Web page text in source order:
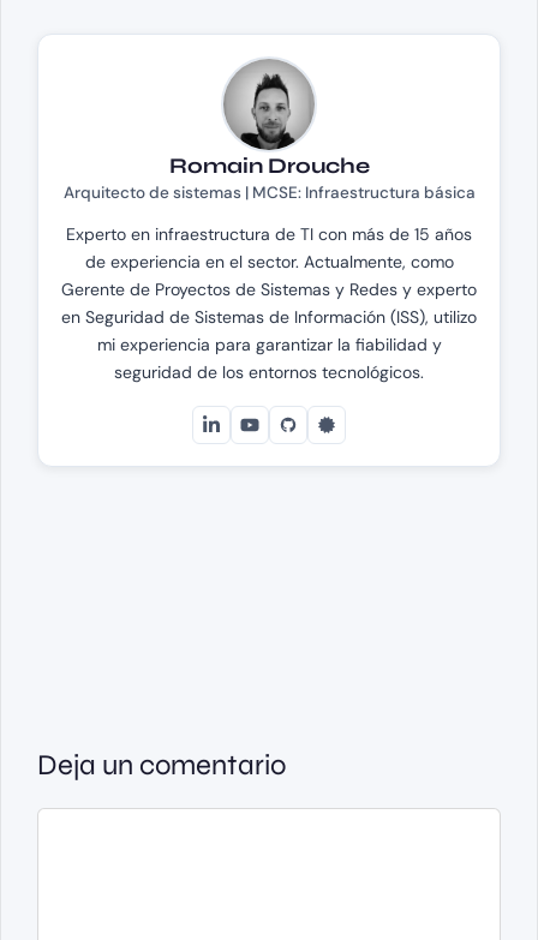
Romain Drouche
Arquitecto de sistemas | MCSE: Infraestructura básica
Experto en infraestructura de TI con más de 15 años
de experiencia en el sector. Actualmente, como
Gerente de Proyectos de Sistemas y Redes y experto
en Seguridad de Sistemas de Información (ISS), utilizo
mi experiencia para garantizar la fiabilidad y
seguridad de los entornos tecnológicos.
Deja un comentario
Comentario